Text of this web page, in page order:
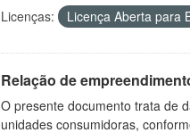
Licenças:
Licença Aberta para
Relação de
O presente documento trata de
unidades consumidoras,